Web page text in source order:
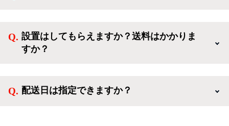
活を応援するような家電セットから、季節・空調家
電、調理家電、生活家電まで、幅広く中古家電を取り
設置はしてもらえますか？送料はかかりま
すか？
神奈川・千葉)において自社配送を選択いただくこと
配送日は指定できますか？